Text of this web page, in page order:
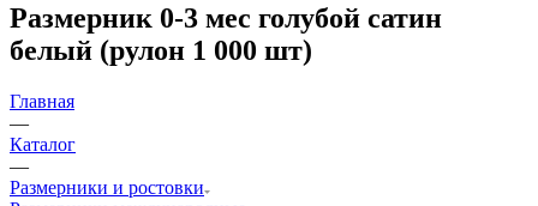
Размерник 0-3 мес голубой сатин
белый (рулон 1 000 шт)
Главная
—
Каталог
—
Размерники и ростовки